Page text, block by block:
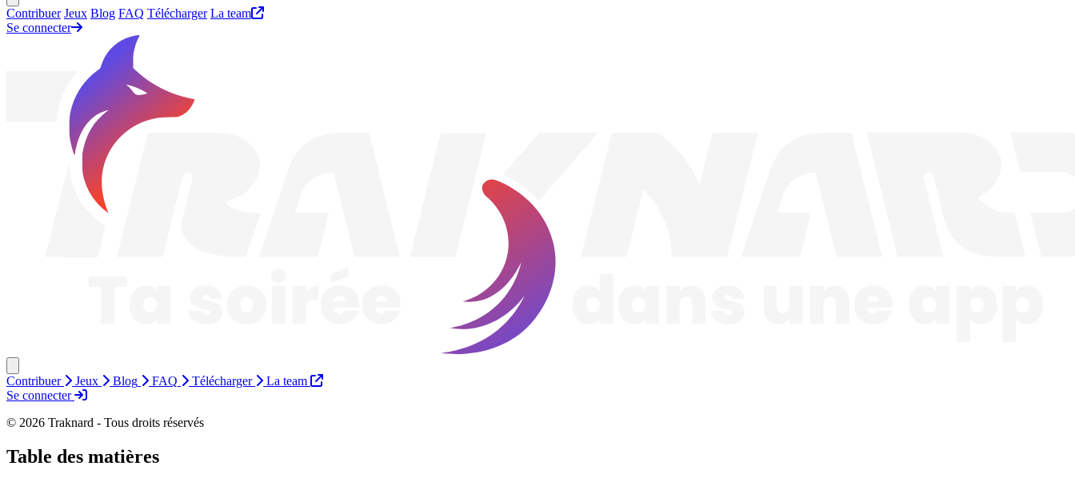
Contribuer Jeux Blog FAQ Télécharger La team
Se connecter
Contribuer Jeux Blog FAQ Télécharger
La team
Se connecter
© 2026 Traknard - Tous droits réservés
Table des matières